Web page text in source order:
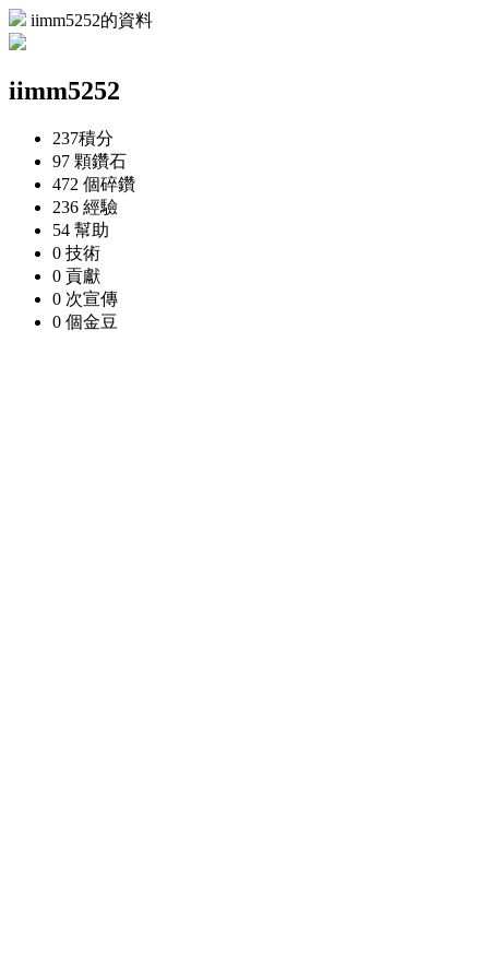
iimm5252的資料
iimm5252
237積分
97 顆鑽石
472 個碎鑽
236 經驗
54 幫助
0 技術
0 貢獻
0 次宣傳
0 個金豆